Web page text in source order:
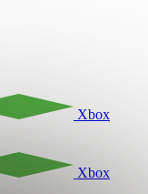
Xbox
Xbox